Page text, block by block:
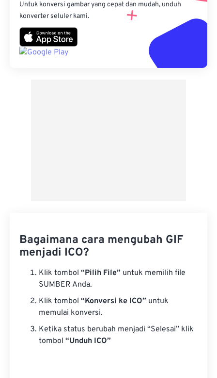
Untuk konversi gambar yang cepat dan mudah, unduh
konverter seluler kami.
Bagaimana cara mengubah GIF
menjadi ICO?
Klik tombol “Pilih File” untuk memilih file
SUMBER Anda.
Klik tombol “Konversi ke ICO” untuk
memulai konversi.
Ketika status berubah menjadi “Selesai” klik
tombol “Unduh ICO”